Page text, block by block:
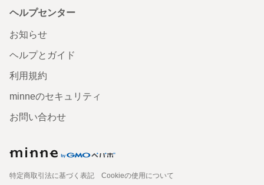
ヘルプセンター
お知らせ
ヘルプとガイド
利用規約
minneのセキュリティ
お問い合わせ
特定商取引法に基づく表記
Cookieの使用について